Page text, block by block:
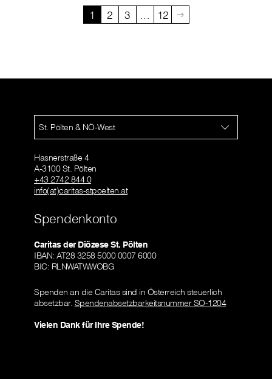
1 2 3 … 12
St. Pölten & NÖ-West
Hasnerstraße 4
A-3100 St. Pölten
+43 2742 844 0
info(at)caritas-stpoelten.at
Spendenkonto
Caritas der Diözese St. Pölten
IBAN: AT28 3258 5000 0007 6000
BIC: RLNWATWWOBG
Spenden an die Caritas sind in Österreich steuerlich
absetzbar. Spendenabsetzbarkeitsnummer SO-1204
Vielen Dank für Ihre Spende!